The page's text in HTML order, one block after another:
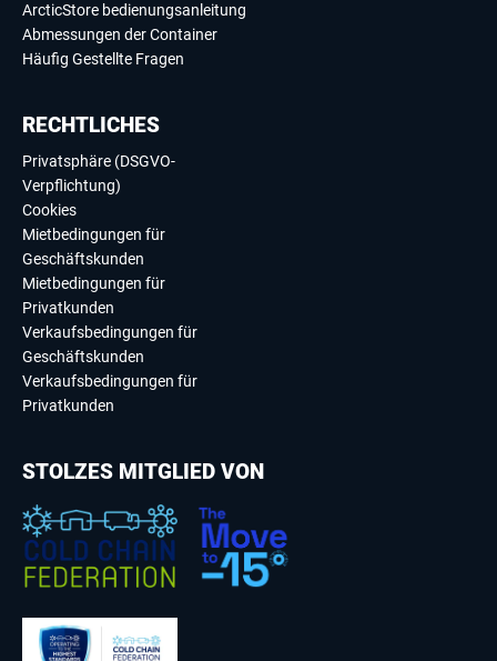
ArcticStore bedienungsanleitung
Abmessungen der Container
Häufig Gestellte Fragen
RECHTLICHES
Privatsphäre (DSGVO-
Verpflichtung)
Cookies
Mietbedingungen für
Geschäftskunden
Mietbedingungen für
Privatkunden
Verkaufsbedingungen für
Geschäftskunden
Verkaufsbedingungen für
Privatkunden
STOLZES MITGLIED VON